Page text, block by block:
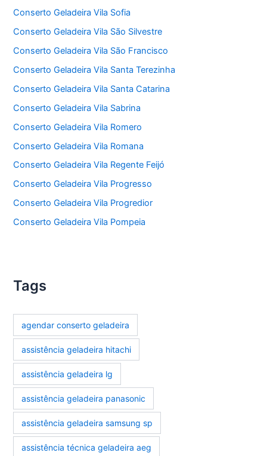
Conserto Geladeira Vila Sofia
Conserto Geladeira Vila São Silvestre
Conserto Geladeira Vila São Francisco
Conserto Geladeira Vila Santa Terezinha
Conserto Geladeira Vila Santa Catarina
Conserto Geladeira Vila Sabrina
Conserto Geladeira Vila Romero
Conserto Geladeira Vila Romana
Conserto Geladeira Vila Regente Feijó
Conserto Geladeira Vila Progresso
Conserto Geladeira Vila Progredior
Conserto Geladeira Vila Pompeia
Tags
agendar conserto geladeira
assistência geladeira hitachi
assistência geladeira lg
assistência geladeira panasonic
assistência geladeira samsung sp
assistência técnica geladeira aeg